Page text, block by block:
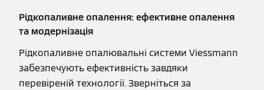
Рідкопаливне опалення: ефективне опалення
та модернізація
Рідкопаливне опалювальні системи Viessmann
забезпечують ефективність завдяки
перевіреній технології. Зверніться за